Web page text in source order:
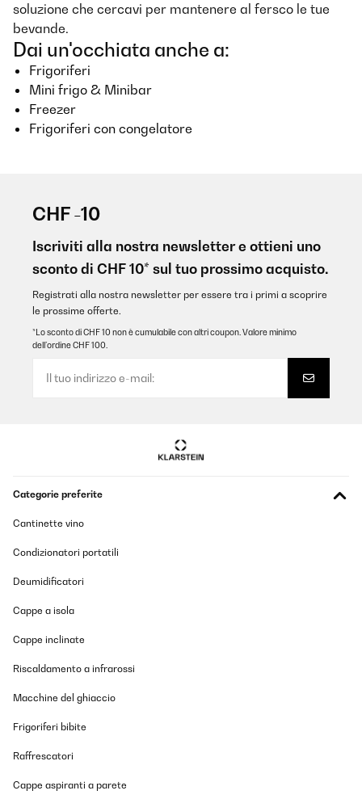
soluzione che cercavi per mantenere al fersco le tue
bevande.
Dai un'occhiata anche a:
Frigoriferi
Mini frigo & Minibar
Freezer
Frigoriferi con congelatore
CHF -10
Iscriviti alla nostra newsletter e ottieni uno
sconto di CHF 10* sul tuo prossimo acquisto.
Registrati alla nostra newsletter per essere tra i primi a scoprire
le prossime offerte.
*Lo sconto di CHF 10 non è cumulabile con altri coupon. Valore minimo
dell’ordine CHF 100.
Categorie preferite
Cantinette vino
Condizionatori portatili
Deumidificatori
Cappe a isola
Cappe inclinate
Riscaldamento a infrarossi
Macchine del ghiaccio
Frigoriferi bibite
Raffrescatori
Cappe aspiranti a parete